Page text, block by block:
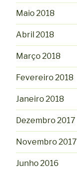
Maio 2018
Abril 2018
Março 2018
Fevereiro 2018
Janeiro 2018
Dezembro 2017
Novembro 2017
Junho 2016